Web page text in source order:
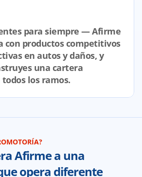
para siempre — Afirme
con productos competitivos
en autos y daños, y
una cartera
los ramos.
Afirme a una
opera diferente